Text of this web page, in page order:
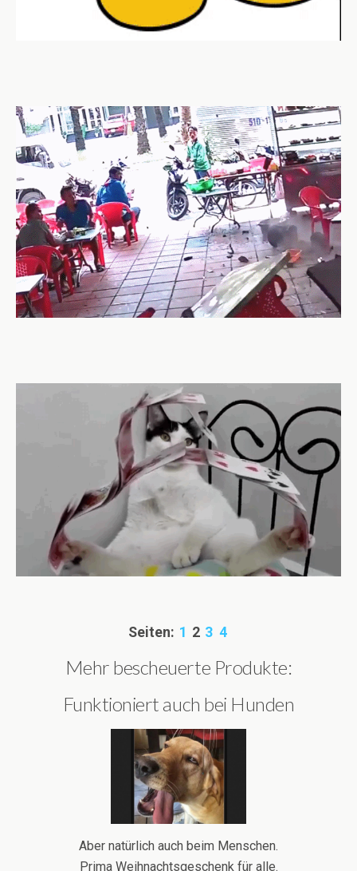
Seiten: 1 2 3 4
Mehr bescheuerte Produkte:
Funktioniert auch bei Hunden
Aber natürlich auch beim Menschen.
Prima Weihnachtsgeschenk für alle.